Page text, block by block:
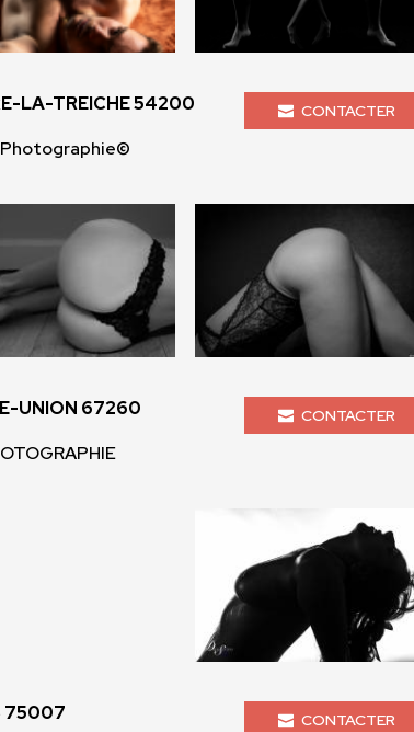
LA-TREICHE 54200
CONTACTER
UNION 67260
CONTACTER
75007
CONTACTER